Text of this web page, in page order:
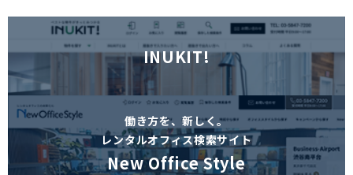
INUKIT!
働き方を、新しく。
レンタルオフィス検索サイト
New Office Style